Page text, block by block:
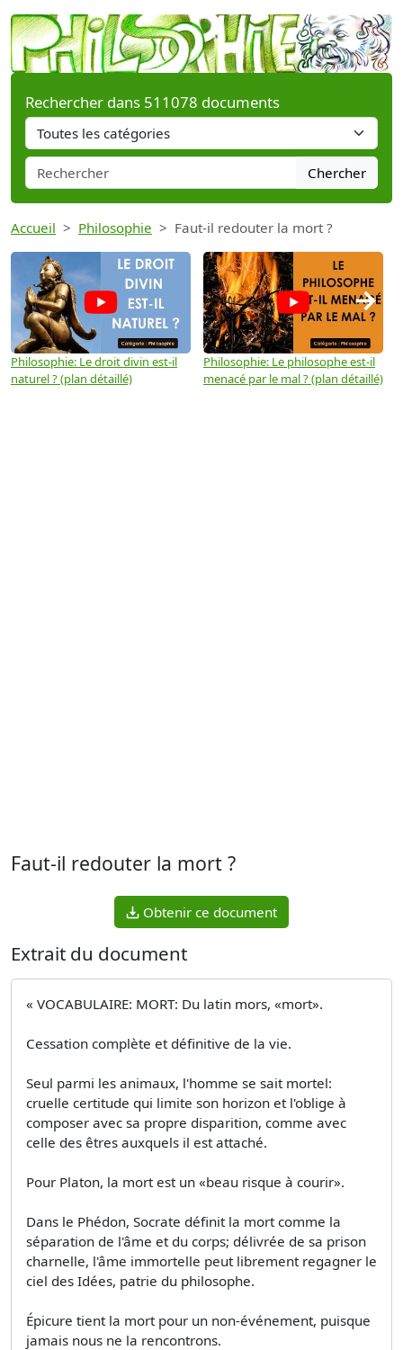
Rechercher dans 511078 documents
Chercher
Accueil Philosophie Faut-il redouter la mort ?
Philosophie: Le droit divin est-il
naturel ? (plan détaillé)
Philosophie: Le philosophe est-il
menacé par le mal ? (plan détaillé)
→
Faut-il redouter la mort ?
Obtenir ce document
Extrait du document
« VOCABULAIRE: MORT: Du latin mors, «mort».
Cessation complète et définitive de la vie.
Seul parmi les animaux, l'homme se sait mortel:
cruelle certitude qui limite son horizon et l'oblige à
composer avec sa propre disparition, comme avec
celle des êtres auxquels il est attaché.
Pour Platon, la mort est un «beau risque à courir».
Dans le Phédon, Socrate définit la mort comme la
séparation de l'âme et du corps; délivrée de sa prison
charnelle, l'âme immortelle peut librement regagner le
ciel des Idées, patrie du philosophe.
Épicure tient la mort pour un non-événement, puisque
jamais nous ne la rencontrons.